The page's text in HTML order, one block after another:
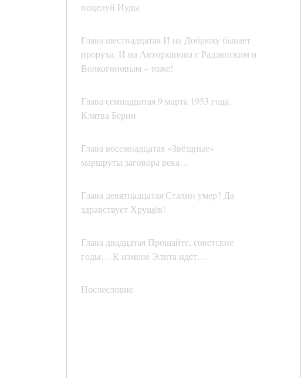
поцелуй Иуды
Глава шестнадцатая И на Добрюху бывает
проруха. И на Авторханова с Радзинским и
Волкогоновым – тоже!
Глава семнадцатая 9 марта 1953 года.
Клятва Берии
Глава восемнадцатая «Звёздные»
маршруты заговора века…
Глава девятнадцатая Сталин умер? Да
здравствует Хрущёв!
Глава двадцатая Прощайте, советские
годы… К измене Элита идёт…
Послесловие